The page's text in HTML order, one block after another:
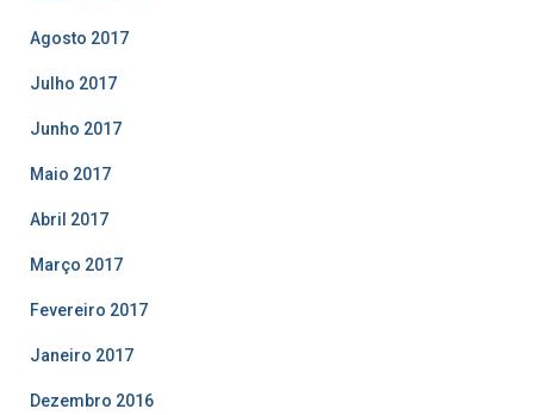
Agosto 2017
Julho 2017
Junho 2017
Maio 2017
Abril 2017
Março 2017
Fevereiro 2017
Janeiro 2017
Dezembro 2016